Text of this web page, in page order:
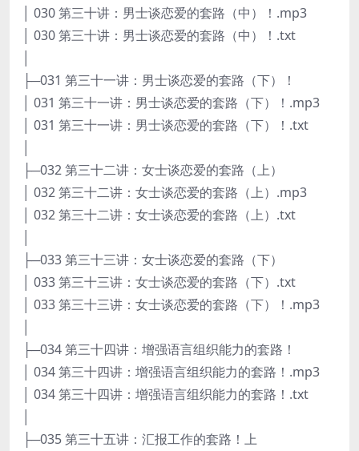
│ 030 第三十讲：男士谈恋爱的套路（中）！.mp3
│ 030 第三十讲：男士谈恋爱的套路（中）！.txt
├─031 第三十一讲：男士谈恋爱的套路（下）！
│ 031 第三十一讲：男士谈恋爱的套路（下）！.mp3
│ 031 第三十一讲：男士谈恋爱的套路（下）！.txt
├─032 第三十二讲：女士谈恋爱的套路（上）
│ 032 第三十二讲：女士谈恋爱的套路（上）.mp3
│ 032 第三十二讲：女士谈恋爱的套路（上）.txt
├─033 第三十三讲：女士谈恋爱的套路（下）
│ 033 第三十三讲：女士谈恋爱的套路（下）.txt
│ 033 第三十三讲：女士谈恋爱的套路（下）！.mp3
├─034 第三十四讲：增强语言组织能力的套路！
│ 034 第三十四讲：增强语言组织能力的套路！.mp3
│ 034 第三十四讲：增强语言组织能力的套路！.txt
├─035 第三十五讲：汇报工作的套路！上